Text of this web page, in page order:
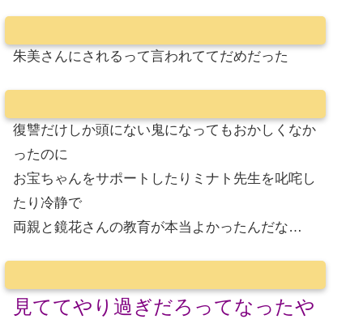
朱美さんにされるって言われててだめだった
復讐だけしか頭にない鬼になってもおかしくなか
ったのに
お宝ちゃんをサポートしたりミナト先生を叱咤し
たり冷静で
両親と鏡花さんの教育が本当よかったんだな…
見ててやり過ぎだろってなったや